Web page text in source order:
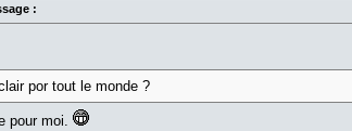
:
por tout le monde ?
pour moi.